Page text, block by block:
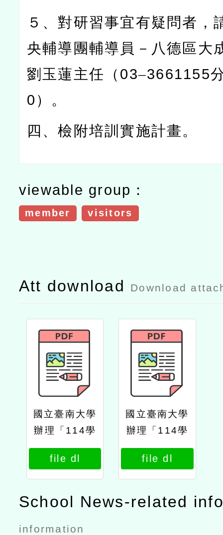
５、對研習事宜有疑問者，
央輔導團輔導員－八德區大
劉玉蓮主任（ 03–3661155
0 ）。
四、檢附培訓實施計畫。
viewable group：
member visitors
Att download Download
國立臺南大學
辦理「114學
年度本土語文
教師專業學習
社群領導人第
3次培訓研
file dl
國立臺南大學
辦理「114學
年度本土語文
教師專業學習
社群領導人第
3次培訓研
file dl
School News-related
information